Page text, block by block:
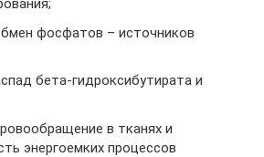
фосфатов – источников
бета-гидроксибутирата и
в тканях и
энергоемких процессов